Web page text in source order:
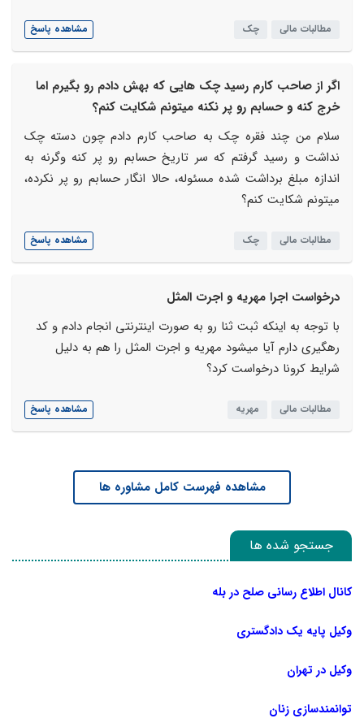
مطالبات مالی چک مشاهده پاسخ
اگر از صاحب کارم رسید چک هایی که بهش دادم رو بگیرم اما
خرج کنه و حسابم رو پر نکنه میتونم شکایت کنم؟
سلام من چند فقره چک به صاحب کارم دادم چون دسته چک
نداشت و رسید گرفتم که سر تاریخ حسابم رو پر کنه وگرنه به
اندازه مبلغ برداشت شده مسئوله، حالا انگار حسابم رو پر نکرده،
میتونم شکایت کنم؟
مطالبات مالی چک مشاهده پاسخ
درخواست اجرا مهریه و اجرت المثل
با توجه به اینکه ثبت ثنا رو به صورت اینترنتی انجام دادم و کد
رهگیری دارم آیا میشود مهریه و اجرت المثل را هم به دلیل
شرایط کرونا درخواست کرد؟
مطالبات مالی مهریه مشاهده پاسخ
مشاهده فهرست کامل مشاوره ها
جستجو شده ها
کانال اطلاع رسانی صلح در بله
وکیل پایه یک دادگستری
وکیل در تهران
توانمندسازی زنان